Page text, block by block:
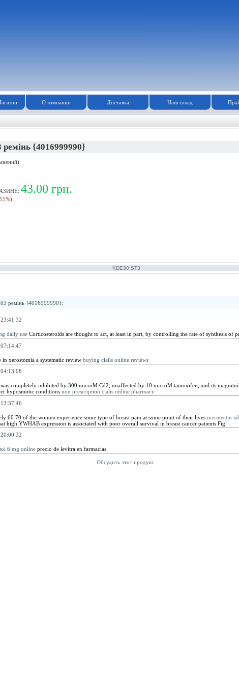
О компании Доставка Наш склад
{4016999990}
43.00 грн.
KDE30 ST3
ремінь {4016999990}:
daily useCorticosteroids are thought to act, at least in part, by controlling the rate of synthesis of
in xerostomia a systematic review buying cialis online reviews
completely inhibited by 300 microM Cd2, unaffected by 10 microM tamoxifen, and its
hyposmotic conditions non prescription cialis online pharmacy
60 70 of the women experience some type of breast pain at some point of their lives ivermectin
high YWHAB expression is associated with poor overall survival in breast cancer patients Fig
6 mg onlineprecio de levitra en farmacias
Обсудить этот продукт